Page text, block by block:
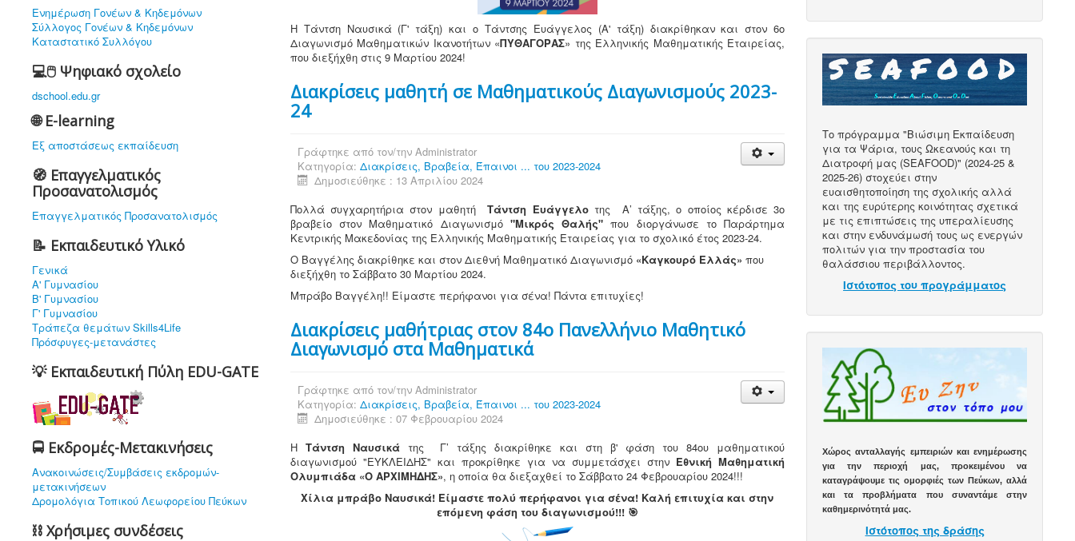
Ενημέρωση Γονέων & Κηδεμόνων
Σύλλογος Γονέων & Κηδεμόνων
Καταστατικό Συλλόγου
💻🖱️ Ψηφιακό σχολείο
dschool.edu.gr
🌐 E-learning
Εξ αποστάσεως εκπαίδευση
🧭 Επαγγελματικός
Προσανατολισμός
Επαγγελματικός Προσανατολισμός
📝 Εκπαιδευτικό Υλικό
Γενικά
Α' Γυμνασίου
Β' Γυμνασίου
Γ' Γυμνασίου
Τράπεζα θεμάτων Skills4Life
Πρόσφυγες-μετανάστες
💡 Εκπαιδευτική Πύλη EDU-GATE
🚍 Εκδρομές-Μετακινήσεις
Ανακοινώσεις/Συμβάσεις εκδρομών-
μετακινήσεων
Δρομολόγια Τοπικού Λεωφορείου Πεύκων
⛓ Χρήσιμες συνδέσεις
Η Τάντση Ναυσικά (Γ' τάξη) και ο Τάντσης Ευάγγελος (Α' τάξη) διακρίθηκαν και στον 6ο
Διαγωνισμό Μαθηματικών Ικανοτήτων «ΠΥΘΑΓΟΡΑΣ» της Ελληνικής Μαθηματικής Εταιρείας,
που διεξήχθη στις 9 Μαρτίου 2024!
Διακρίσεις μαθητή σε Μαθηματικούς Διαγωνισμούς 2023-
24
Γράφτηκε από τον/την Administrator
Κατηγορία: Διακρίσεις, Βραβεία, Έπαινοι ... του 2023-2024
Δημοσιεύθηκε : 13 Απριλίου 2024
Πολλά συγχαρητήρια στον μαθητή
Τάντση Ευάγγελο της Α’ τάξης, ο οποίος κέρδισε 3ο
βραβείο στον Μαθηματικό Διαγωνισμό "Μικρός Θαλής" που διοργάνωσε το Παράρτημα
Κεντρικής Μακεδονίας της Ελληνικής Μαθηματικής Εταιρείας για το σχολικό έτος 2023-24.
Ο Βαγγέλης διακρίθηκε και στον Διεθνή Μαθηματικό Διαγωνισμό «Καγκουρό Ελλάς» που
διεξήχθη το Σάββατο 30 Μαρτίου 2024.
Μπράβο Βαγγέλη!! Είμαστε περήφανοι για σένα! Πάντα επιτυχίες!
Διακρίσεις μαθήτριας στον 84ο Πανελλήνιο Μαθητικό
Διαγωνισμό στα Μαθηματικά
Γράφτηκε από τον/την Administrator
Κατηγορία: Διακρίσεις, Βραβεία, Έπαινοι ... του 2023-2024
Δημοσιεύθηκε : 07 Φεβρουαρίου 2024
Η Τάντση Ναυσικά της Γ’ τάξης διακρίθηκε και στη β' φάση του 84ου μαθηματικού
διαγωνισμού "ΕΥΚΛΕΙΔΗΣ" και προκρίθηκε για να συμμετάσχει στην Εθνική Μαθηματική
Ολυμπιάδα «Ο ΑΡΧΙΜΗΔΗΣ», η οποία θα διεξαχθεί το Σάββατο 24 Φεβρουαρίου 2024!!!
Χίλια μπράβο Ναυσικά! Είμαστε πολύ περήφανοι για σένα! Καλή επιτυχία και στην
επόμενη φάση του διαγωνισμού!!! 🎯
Το πρόγραμμα "Βιώσιμη Εκπαίδευση
για τα Ψάρια, τους Ωκεανούς και τη
Διατροφή μας (SEAFOOD)" (2024-25 &
2025-26) στοχεύει στην
ευαισθητοποίηση της σχολικής αλλά
και της ευρύτερης κοινότητας σχετικά
με τις επιπτώσεις της υπεραλίευσης
και στην ενδυνάμωσή τους ως ενεργών
πολιτών για την προστασία του
θαλάσσιου περιβάλλοντος.
Ιστότοπος του προγράμματος
Χώρος ανταλλαγής εμπειριών και ενημέρωσης
για την περιοχή μας, προκειμένου να
καταγράψουμε τις ομορφιές των Πεύκων, αλλά
και τα προβλήματα που συναντάμε στην
καθημερινότητά μας.
Ιστότοπος της δράσης